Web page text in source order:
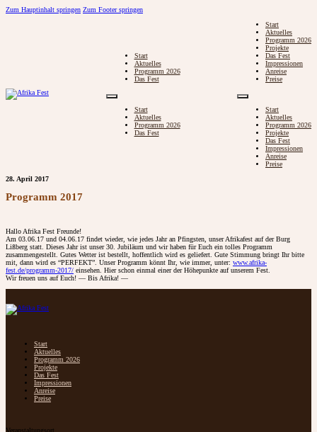
Zum Hauptinhalt springen Zum Footer springen
Start
Aktuelles
Programm 2026
Das Fest
Start
Aktuelles
Programm 2026
Das Fest
Start
Aktuelles
Programm 2026
Projekte
Das Fest
Impressionen
Anreise
Preise
Start
Aktuelles
Programm 2026
Projekte
Das Fest
Impressionen
Anreise
Preise
28. April 2017
Programm 2017
Hallo Afrika Fest Freunde!
Am 03.06.17 und 04.06.17 findet wieder, wie jedes Jahr an Pfingsten, unser Afrikafest auf der Burg
Lißberg statt. Dieses Jahr ist unser 30. Jubiläum und wir haben für Euch ein tolles Programm
zusammengestellt. Gutes Wetter ist bestellt, hoffentlich wird es geliefert. Gute Stimmung bringt Ihr bitte
mit, dann wird es “PERFEKT”. Unser Programm könnt Ihr, wie immer, unter: www.afrika-
fest.de/programm-2017/ einsehen. Hier schon einmal einer der Höhepunkte auf unserem Fest.
Wir freuen uns auf Euch! — Bis Afrika! —
Start
Aktuelles
Programm 2026
Projekte
Das Fest
Impressionen
Anreise
Preise